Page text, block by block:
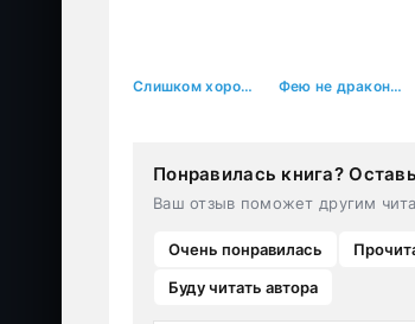
Слишком хорошая жена Фею не драконить!
Понравилась книга?
Ваш отзыв поможет другим
Очень понравилась
Буду читать автора